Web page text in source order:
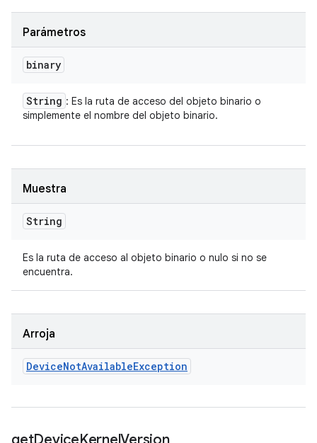
Parámetros
binary
String : Es la ruta de acceso del objeto binario o
simplemente el nombre del objeto binario.
Muestra
String
Es la ruta de acceso al objeto binario o nulo si no se
encuentra.
Arroja
DeviceNotAvailableException